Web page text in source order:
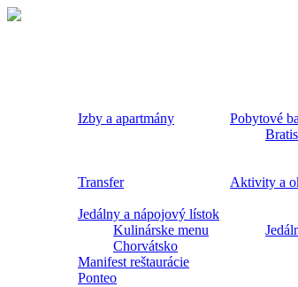
PONTEOIzby a apartmány
Pobytové
Transfer
Aktivity a
Jedálny a nápojový lístok
Kulinárske menu
Chorvátsko
Manifest reštaurácie
Ponteo